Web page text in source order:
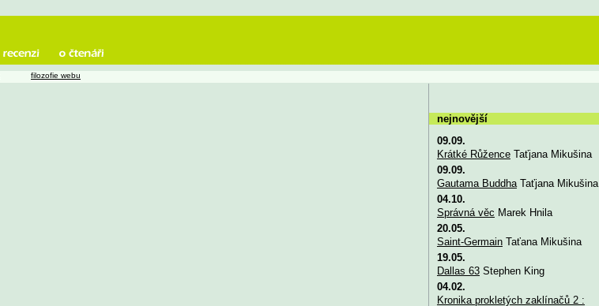
filozofie webu
nejnovější
09.09.
Krátké RůženceTaťjana Mikušina
09.09.
Gautama BuddhaTaťjana Mikušina
04.10.
Správná věc Marek Hnila
20.05.
Saint-GermainTaťana Mikušina
19.05.
Dallas 63Stephen King
04.02.
Kronika prokletých zaklínačů 2 :